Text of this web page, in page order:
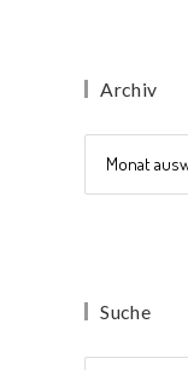
Archiv
Suche